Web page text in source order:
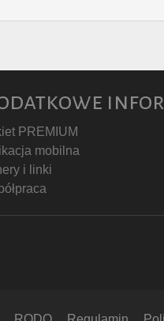
PREMIUM
mobilna
i linki